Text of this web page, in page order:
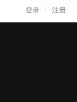
登录 注册